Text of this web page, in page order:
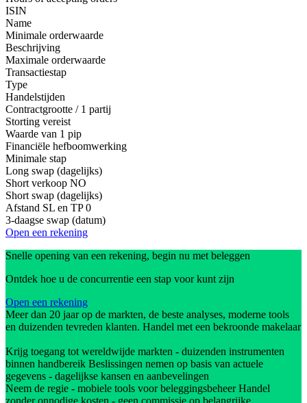
ISIN
Name
Minimale orderwaarde
Beschrijving
Maximale orderwaarde
Transactiestap
Type
Handelstijden
Contractgrootte / 1 partij
Storting vereist
Waarde van 1 pip
Financiële hefboomwerking
Minimale stap
Long swap (dagelijks)
Short verkoop NO
Short swap (dagelijks)
Afstand SL en TP 0
3-daagse swap (datum)
Open een rekening
Snelle opening van een rekening, begin nu met beleggen
Ontdek hoe u de concurrentie een stap voor kunt zijn
Open een rekening
Meer dan 20 jaar op de markten, de beste analyses, moderne tools
en duizenden tevreden klanten. Handel met een bekroonde makelaar
Krijg toegang tot wereldwijde markten - duizenden instrumenten
binnen handbereik Beslissingen nemen op basis van actuele
gegevens - dagelijkse kansen en aanbevelingen
Neem de regie - mobiele tools voor beleggingsbeheer Handel